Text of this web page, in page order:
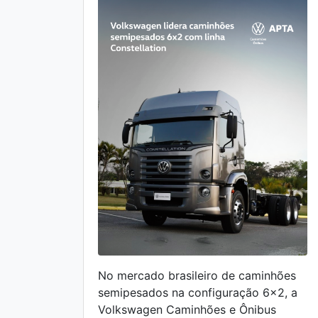
No mercado brasileiro de caminhões
semipesados na configuração 6×2, a
Volkswagen Caminhões e Ônibus